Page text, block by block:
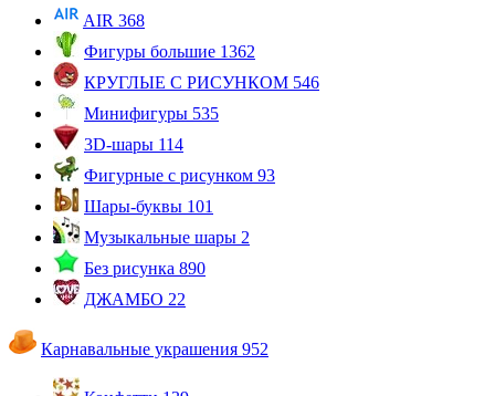
AIR 368
Фигуры большие 1362
КРУГЛЫЕ С РИСУНКОМ 546
Минифигуры 535
3D-шары 114
Фигурные с рисунком 93
Шары-буквы 101
Музыкальные шары 2
Без рисунка 890
ДЖАМБО 22
Карнавальные украшения 952